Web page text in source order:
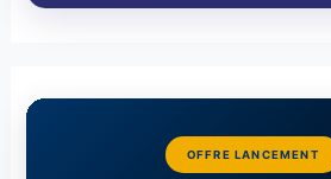
OFFRE LANCEMENT